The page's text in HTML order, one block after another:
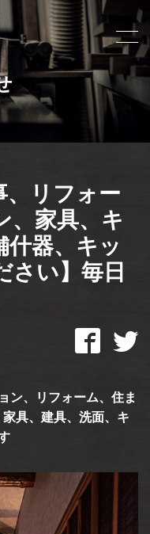
、リフォー
、家具、キ
什器、キッ
さい】毎日
ン、リフォーム、住ま
具、建具、洗面、キ